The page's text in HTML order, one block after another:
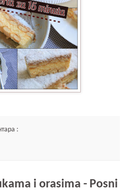
:
i orasima - Posni